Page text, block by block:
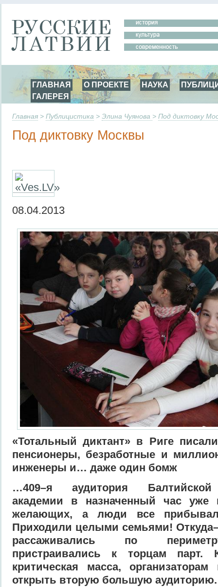
ГЛАВНАЯ О ПРОЕКТЕ НАУКА
ГАЛЕРЕЯ
Главная > Публицистика > Элина Чуянова > Под диктовку
Под диктовку Москвы
08.04.2013
«Тотальный диктант» в Риге
пенсионеры, безработные и
инженеры и… даже один бомж
…409–я аудитория Балтийской
академии в назначенный час уже
желающих, а люди все
Приходили целыми семьями!
рассаживались по
пристраивались к торцам парт.
критическая масса,
открыть вторую большую аудиторию.